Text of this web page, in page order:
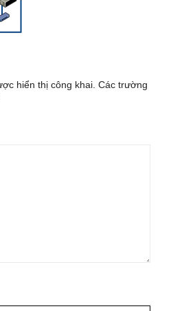
hiển thị công khai. Các trường